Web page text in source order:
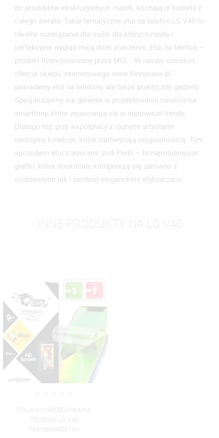
do produktów ekskluzywnych marek, kochają je kobiety z
całego świata. Takie tematyczne etui na telefon LG V40 to
idealne rozwiązanie dla osób, dla których moda i
perfekcyjny wygląd mają duże znaczenie. Etui na telefon –
produkt licencjonowany przez MGL . W naszej szerokiej
ofercie sklepu internetowego www.funnycase.pl
posiadamy etui na telefony, ale także praktyczne gadżety.
Specjalizujemy się głównie w projektowaniu case’ów na
smartfony, które wpasowują się w najnowsze trendy.
Dlatego też, przy współpracy z różnymi artystami
tworzymy kolekcje, które zachwycają oryginalnością. Tym
sposobem etui z wzorami Jodi Pedri – to najmodniejsze
grafiki, które doskonale komponują się zarówno z
codziennymi jak i bardziej eleganckimi stylizacjami.
INNE PRODUKTY NA LG V40
FOLIA HYDROŻELOWA NA
TELEFON LG V40
TRANSPARENTNY
MOJE LISTY ŻYCZEŃ
add_circle_outline UTWÓRZ NOWĄ LISTĘ
NAZWA LISTY ŻYCZEŃ
ANULUJ UTWÓRZ LISTĘ ŻYCZEŃ
MUSISZ BYĆ ZALOGOWANY BY ZAPISAĆ PRODUKTY NA
SWOJEJ LIŚCIE ŻYCZEŃ.
ANULUJ ZALOGUJ SIĘ